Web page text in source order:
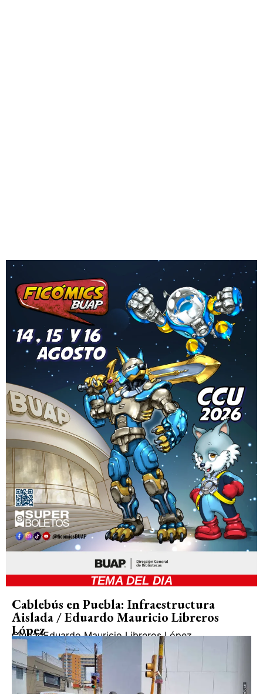
TEMA DEL DIA
Cablebús en Puebla: Infraestructura
Aislada / Eduardo Mauricio Libreros
López
CiudadEduardo Mauricio Libreros López